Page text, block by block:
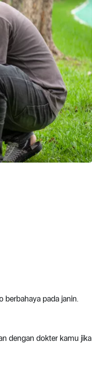
berbahaya pada janin.
dengan dokter kamu jika